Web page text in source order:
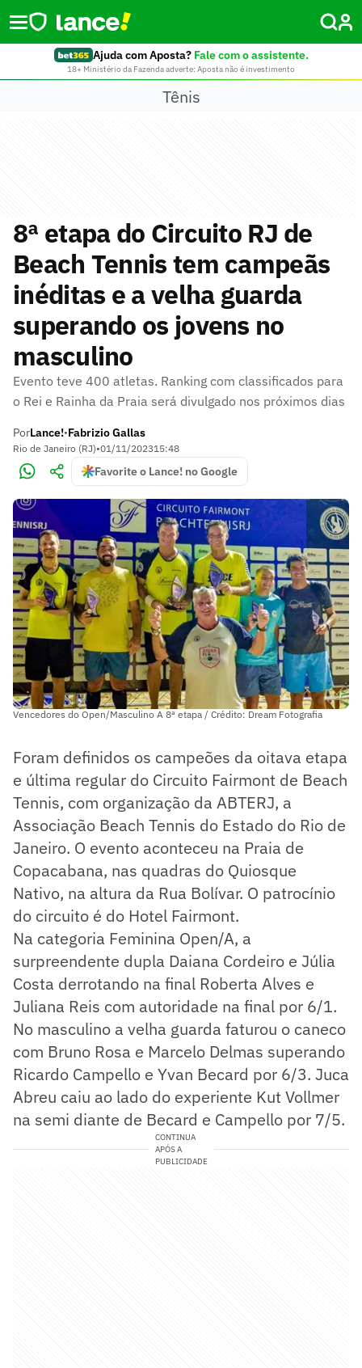
Ajuda com Aposta? Fale com o assistente.
18+ Ministério da Fazenda adverte: Aposta não é investimento
Tênis
8ª etapa do Circuito RJ de
Beach Tennis tem campeãs
inéditas e a velha guarda
superando os jovens no
masculino
Evento teve 400 atletas. Ranking com classificados para
o Rei e Rainha da Praia será divulgado nos próximos dias
PorLance!•Fabrizio Gallas
Rio de Janeiro (RJ)•01/11/202315:48
Favorite o Lance! no Google
Vencedores do Open/Masculino A 8ª etapa / Crédito: Dream Fotografia
Foram definidos os campeões da oitava etapa
e última regular do Circuito Fairmont de Beach
Tennis, com organização da ABTERJ, a
Associação Beach Tennis do Estado do Rio de
Janeiro. O evento aconteceu na Praia de
Copacabana, nas quadras do Quiosque
Nativo, na altura da Rua Bolívar. O patrocínio
do circuito é do Hotel Fairmont.
Na categoria Feminina Open/A, a
surpreendente dupla Daiana Cordeiro e Júlia
Costa derrotando na final Roberta Alves e
Juliana Reis com autoridade na final por 6/1.
No masculino a velha guarda faturou o caneco
com Bruno Rosa e Marcelo Delmas superando
Ricardo Campello e Yvan Becard por 6/3. Juca
Abreu caiu ao lado do experiente Kut Vollmer
na semi diante de Becard e Campello por 7/5.
CONTINUA
APÓS A
PUBLICIDADE